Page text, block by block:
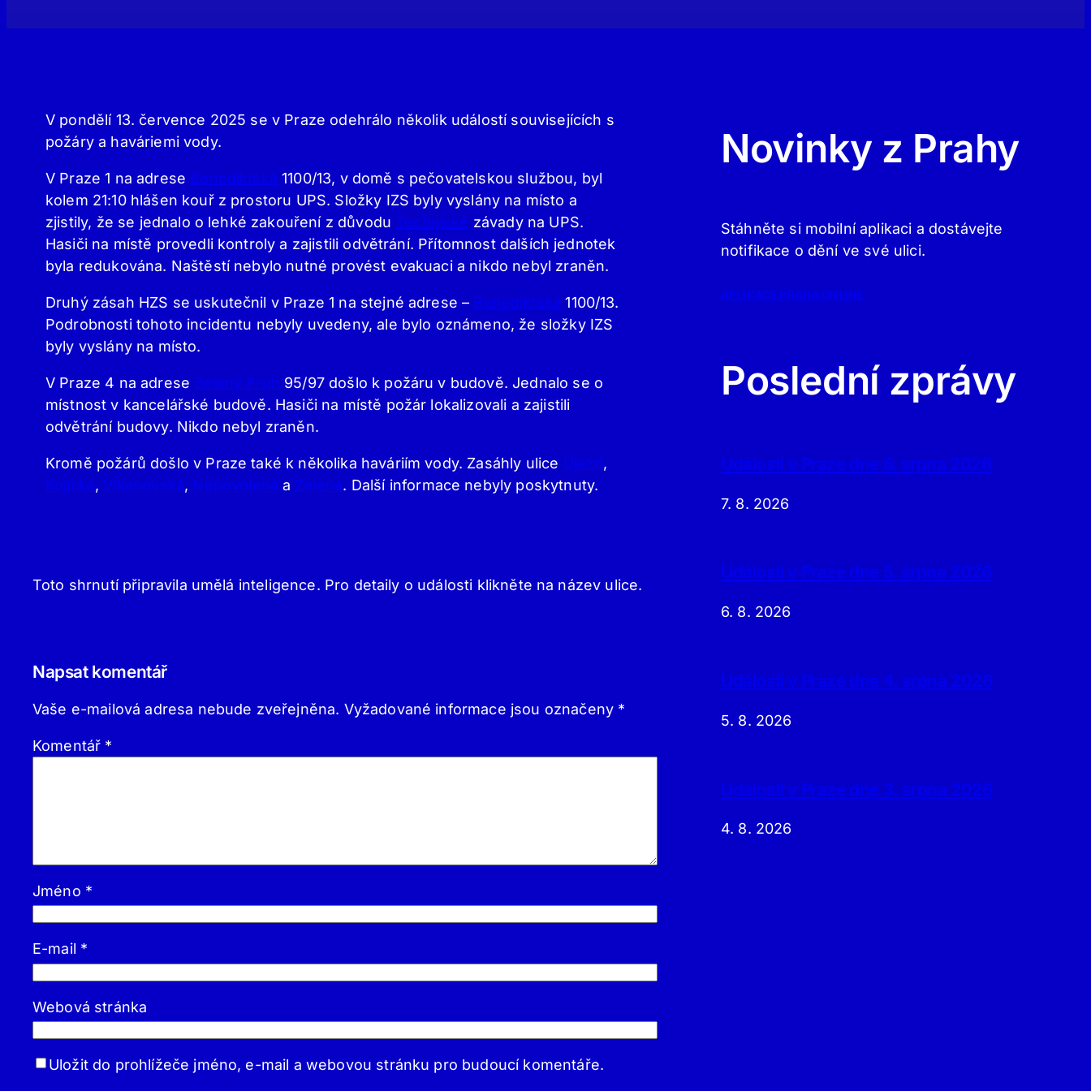
V pondělí 13. července 2025 se v Praze odehrálo několik událostí souvisejících s
požáry a haváriemi vody.
V Praze 1 na adrese Benediktská 1100/13, v domě s pečovatelskou službou, byl
kolem 21:10 hlášen kouř z prostoru UPS. Složky IZS byly vyslány na místo a
zjistily, že se jednalo o lehké zakouření z důvodu Technické závady na UPS.
Hasiči na místě provedli kontroly a zajistili odvětrání. Přítomnost dalších jednotek
byla redukována. Naštěstí nebylo nutné provést evakuaci a nikdo nebyl zraněn.
Druhý zásah HZS se uskutečnil v Praze 1 na stejné adrese – Benediktská 1100/13.
Podrobnosti tohoto incidentu nebyly uvedeny, ale bylo oznámeno, že složky IZS
byly vyslány na místo.
V Praze 4 na adrese Zelený Pruh 95/97 došlo k požáru v budově. Jednalo se o
místnost v kancelářské budově. Hasiči na místě požár lokalizovali a zajistili
odvětrání budovy. Nikdo nebyl zraněn.
Kromě požárů došlo v Praze také k několika haváriím vody. Zasáhly ulice Újezd,
Kojická, Vlkanovská, Nepovolená a Zelená. Další informace nebyly poskytnuty.
Toto shrnutí připravila umělá inteligence. Pro detaily o události klikněte na název ulice.
Napsat komentář
Vaše e-mailová adresa nebude zveřejněna. Vyžadované informace jsou označeny *
Komentář *
Jméno *
E-mail *
Webová stránka
Uložit do prohlížeče jméno, e-mail a webovou stránku pro budoucí komentáře.
Novinky z Prahy
Stáhněte si mobilní aplikaci a dostávejte
notifikace o dění ve své ulici.
APLIKACE PRAHA.ONLINE
Poslední zprávy
Události v Praze dne 6. srpna 2026
7. 8. 2026
Události v Praze dne 5. srpna 2026
6. 8. 2026
Události v Praze dne 4. srpna 2026
5. 8. 2026
Události v Praze dne 3. srpna 2026
4. 8. 2026